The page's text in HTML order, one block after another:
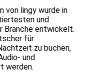
von lingy wurde in
und
Branche entwickelt.
für
zu buchen,
und
werden.